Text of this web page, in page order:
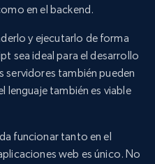
en el backend.
y ejecutarlo de forma
sea ideal para el desarrollo
servidores también pueden
lenguaje también es viable
funcionar tanto en el
web es único. No